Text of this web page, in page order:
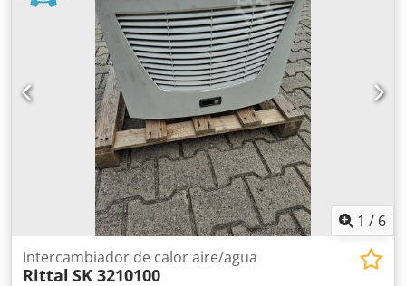
1 / 6
Intercambiador de calor aire/agua
Rittal SK 3210100